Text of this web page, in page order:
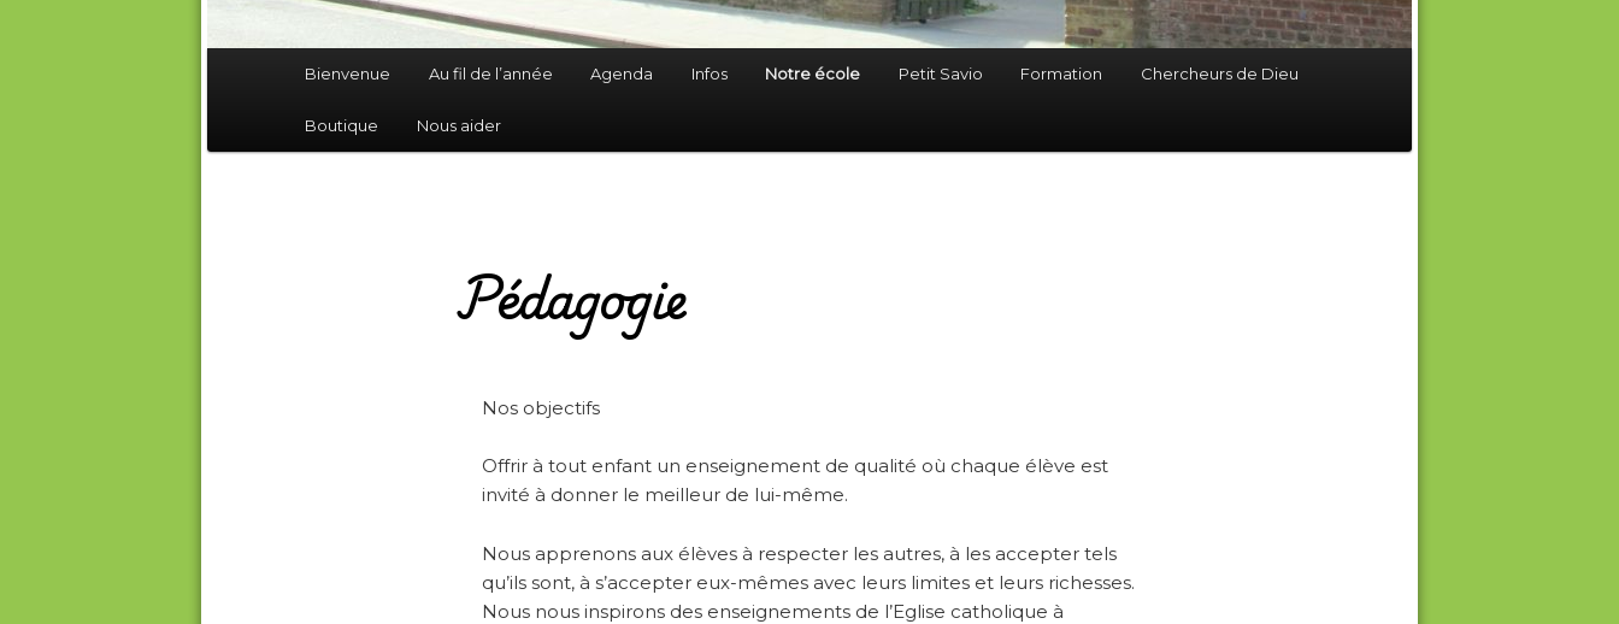
Bienvenue Au fil de l’année Agenda Infos Notre école Petit Savio Formation Chercheurs de Dieu
Boutique Nous aider
Pédagogie
Nos objectifs
Offrir à tout enfant un enseignement de qualité où chaque élève est
invité à donner le meilleur de lui-même.
Nous apprenons aux élèves à respecter les autres, à les accepter tels
qu’ils sont, à s’accepter eux-mêmes avec leurs limites et leurs richesses.
Nous nous inspirons des enseignements de l’Eglise catholique à